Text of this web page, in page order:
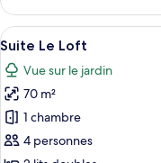
le
type
de
Suite
Le
Saxe
Afficher
toutes
les
photos
pour
ce
14
Suite Le Loft
Vue sur le jardin
70 m²
1 chambre
4 personnes